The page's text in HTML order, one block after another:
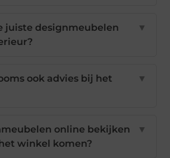
juiste designmeubelen
▼
ook advies bij het
▼
online bekijken
winkel komen?
▼